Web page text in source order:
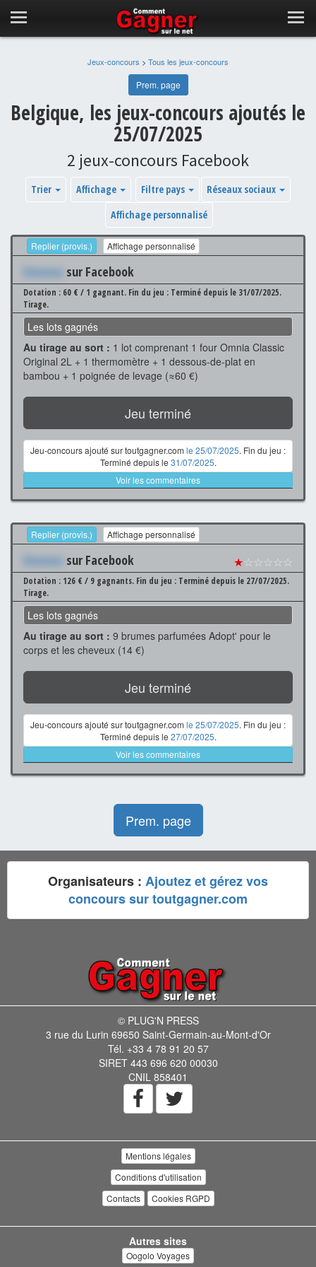
Jeux-concours > Tous les jeux-concours
Prem. page
Belgique, les jeux-concours ajoutés le
25/07/2025
2 jeux-concours Facebook
Trier Affichage Filtre pays
Réseaux sociaux
Affichage personnalisé
Replier (provis.) Affichage personnalisé
Xxxxxxx sur Facebook
Dotation : 60 € / 1 gagnant. Fin du jeu : Terminé depuis le 31/07/2025.
Tirage.
Les lots gagnés
Au tirage au sort : 1 lot comprenant 1 four Omnia Classic
Original 2L + 1 thermomètre + 1 dessous-de-plat en
bambou + 1 poignée de levage (≈60 €)
Jeu terminé
Jeu-concours ajouté sur toutgagner.com le 25/07/2025. Fin du jeu :
Terminé depuis le 31/07/2025.
Voir les commentaires
Replier (provis.) Affichage personnalisé
Xxxxxxx sur Facebook ★☆☆☆☆☆
Dotation : 126 € / 9 gagnants. Fin du jeu : Terminé depuis le 27/07/2025.
Tirage.
Les lots gagnés
Au tirage au sort : 9 brumes parfumées Adopt' pour le
corps et les cheveux (14 €)
Jeu terminé
Jeu-concours ajouté sur toutgagner.com le 25/07/2025. Fin du jeu :
Terminé depuis le 27/07/2025.
Voir les commentaires
Prem. page
Organisateurs : Ajoutez et gérez vos
concours sur toutgagner.com
© PLUG'N PRESS
3 rue du Lurin 69650 Saint-Germain-au-Mont-d'Or
Tél. +33 4 78 91 20 57
SIRET 443 696 620 00030
CNIL 858401
Mentions légales
Conditions d'utilisation
Contacts
Cookies RGPD
Autres sites
Oogolo Voyages